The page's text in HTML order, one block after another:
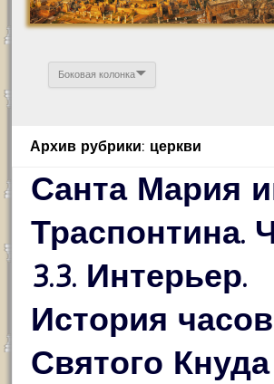
Боковая колонка
Архив рубрики: церкви
Санта Мария
Траспонтина.
3.3. Интерьер.
История
Святого Кнуда